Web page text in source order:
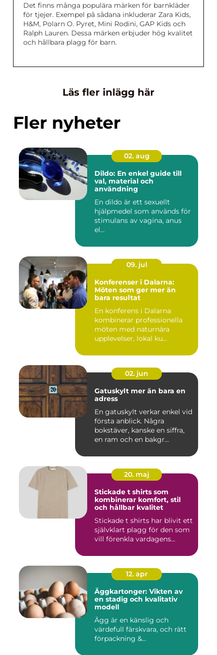
Det finns många populära märken för barnkläder
för tjejer. Exempel på sådana inkluderar Zara Kids,
H&M, Polarn O. Pyret, Mini Rodini, GAP Kids och
Ralph Lauren. Dessa märken erbjuder hög kvalitet
och hållbara plagg för barn.
Läs fler inlägg här
Fler nyheter
02. aug
Dildo: En enkel guide till
val, material och
användning
En dildo är ett sexuellt
hjälpmedel som används för
stimulans av vagina, anus
el...
09. jul
Konferenser i Dalarna:
Möten som ger mer än
bara resultat
En konferens i Dalarna
kombinerar professionella
möten med naturnära
upplevelser, lokal ku...
02. jun
Gatuskylt mer än bara en
adress
En gatuskylt verkar enkel vid
första anblick. Några
bokstäver, kanske en siffra,
en ram och en bakgr...
20. maj
Stickade t shirts som
kombinerar komfort, stil
och hållbar kvalitet
Stickade t shirts har blivit ett
självklart plagg för den som
vill förenkla vardagens...
12. apr
Äggkartonger: Vikten av
en stadig och kvalitativ
modell
Ägg är en känslig och
värdefull färskvara, och rätt
förpackning &...